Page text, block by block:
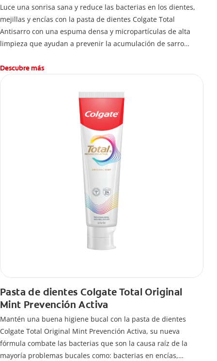
Luce una sonrisa sana y reduce las bacterias en los dientes,
mejillas y encías con la pasta de dientes Colgate Total
Antisarro con una espuma densa y micropartículas de alta
limpieza que ayudan a prevenir la acumulación de sarro
Descubre más
Pasta de dientes Colgate Total Original
Mint Prevención Activa
Mantén una buena higiene bucal con la pasta de dientes
Colgate Total Original Mint Prevención Activa, su nueva
fórmula combate las bacterias que son la causa raíz de la
mayoría problemas bucales como: bacterias en encías,